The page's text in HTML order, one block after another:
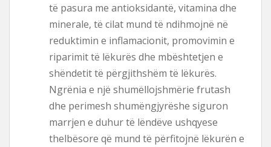
të pasura me antioksidantë, vitamina dhe
minerale, të cilat mund të ndihmojnë në
reduktimin e inflamacionit, promovimin e
riparimit të lëkurës dhe mbështetjen e
shëndetit të përgjithshëm të lëkurës.
Ngrënia e një shumëllojshmërie frutash
dhe perimesh shumëngjyrëshe siguron
marrjen e duhur të lëndëve ushqyese
thelbësore që mund të përfitojnë lëkurën e